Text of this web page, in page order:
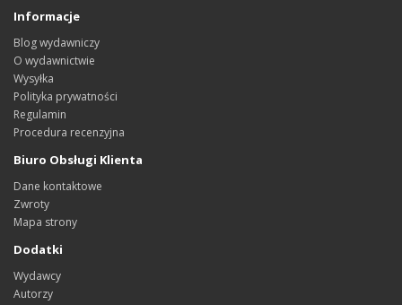
Informacje
Blog wydawniczy
O wydawnictwie
Wysyłka
Polityka prywatności
Regulamin
Procedura recenzyjna
Biuro Obsługi Klienta
Dane kontaktowe
Zwroty
Mapa strony
Dodatki
Wydawcy
Autorzy